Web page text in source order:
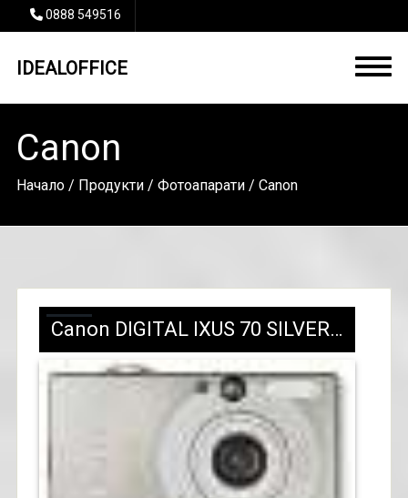
0888 549516
IDEALOFFICE
Canon
Начало/ Продукти/ Фотоапарати/ Canon
Canon DIGITAL IXUS 70 SILVER/377 лв. с ДДС